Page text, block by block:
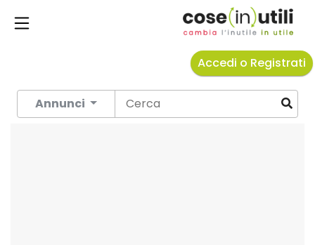
Accedi o Registrati
Annunci